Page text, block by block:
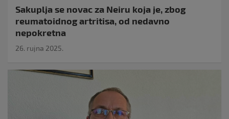
Sakuplja se novac za Neiru koja je, zbog
reumatoidnog artritisa, od nedavno
nepokretna
26. rujna 2025.